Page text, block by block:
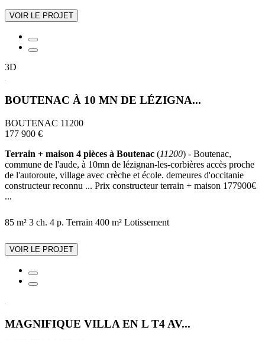
VOIR LE PROJET
3D
BOUTENAC À 10 MN DE LÉZIGNA...
BOUTENAC 11200
177 900 €
Terrain + maison 4 pièces à Boutenac (11200) - Boutenac,
commune de l'aude, à 10mn de lézignan-les-corbières accès proche
de l'autoroute, village avec crèche et école. demeures d'occitanie
constructeur reconnu ... Prix constructeur terrain + maison 177900€
...
85 m² 3 ch. 4 p. Terrain 400 m² Lotissement
VOIR LE PROJET
MAGNIFIQUE VILLA EN L T4 AV...